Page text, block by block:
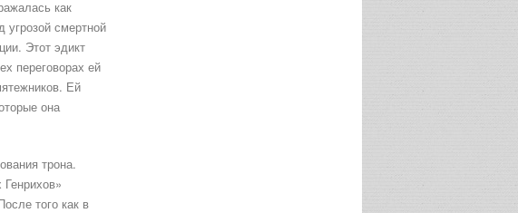
как
смертной
Этот эдикт
переговорах ей
Ей
она
трона.
того как в